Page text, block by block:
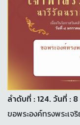
ลำดับที่ : 124. วันที่ :
ขอพระองค์ทรงพระเ